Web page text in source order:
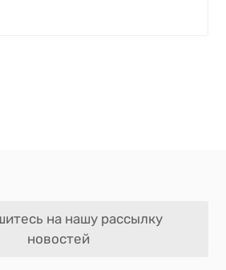
на нашу рассылку
новостей